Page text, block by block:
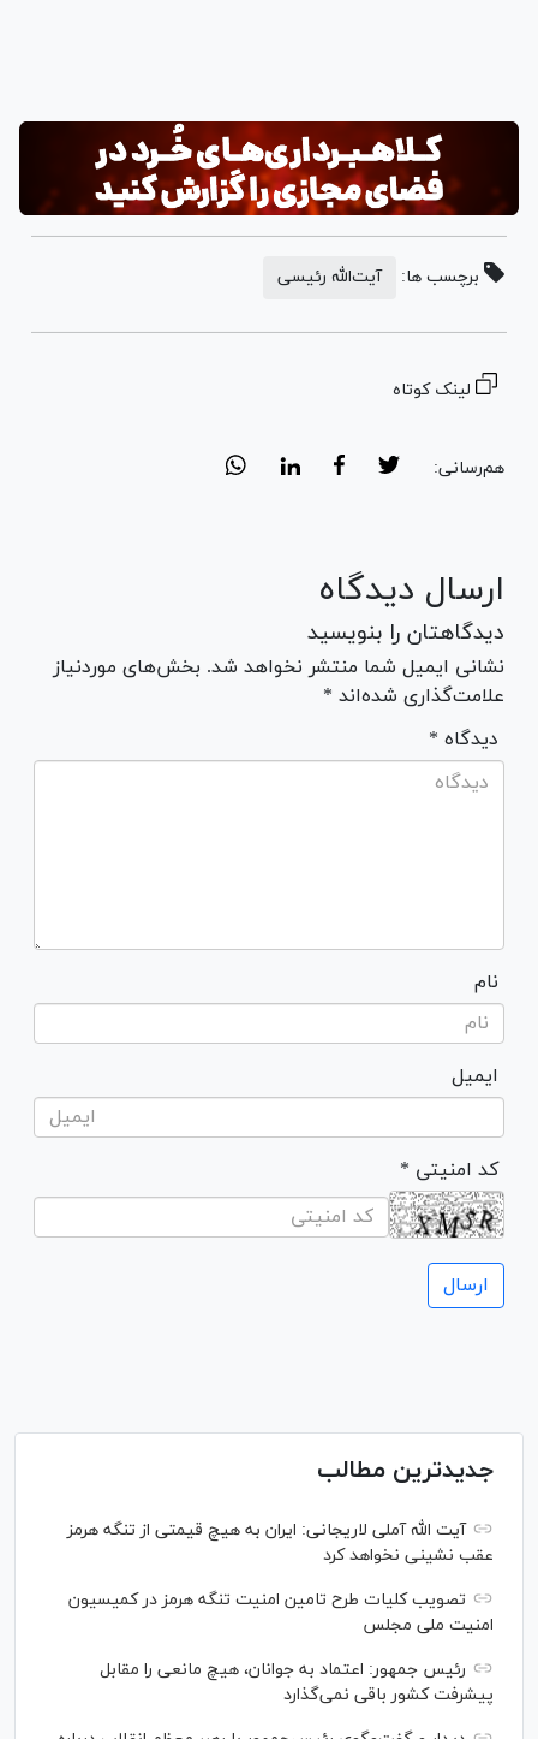
برچسب ها: آیت‌الله رئیسی
لینک کوتاه
هم‌رسانی:
ارسال دیدگاه
دیدگاهتان را بنویسید
نشانی ایمیل شما منتشر نخواهد شد. بخش‌های موردنیاز
علامت‌گذاری شده‌اند *
* دیدگاه
نام
ایمیل
* کد امنیتی
جدیدترین مطالب
آیت الله آملی لاریجانی: ایران به هیچ قیمتی از تنگه هرمز
عقب نشینی نخواهد کرد
تصویب کلیات طرح تامین امنیت تنگه هرمز در کمیسیون
امنیت ملی مجلس
رئیس جمهور: اعتماد به جوانان، هیچ مانعی را مقابل
پیشرفت کشور باقی نمی‌گذارد